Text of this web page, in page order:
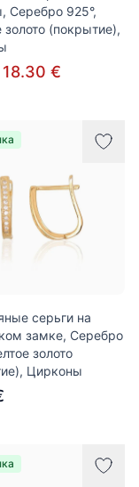
Серебро 925°,
золото (покрытие),
18.30 €
серьги на
замке, Серебро
золото
Цирконы